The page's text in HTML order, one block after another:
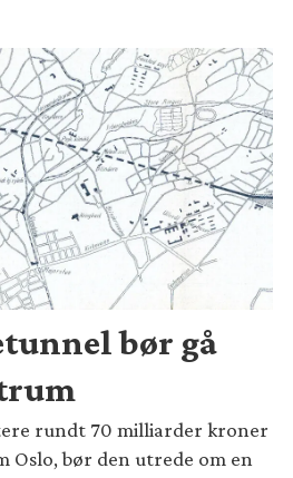
bør gå
rundt 70 milliarder kroner
Oslo, bør den utrede om en